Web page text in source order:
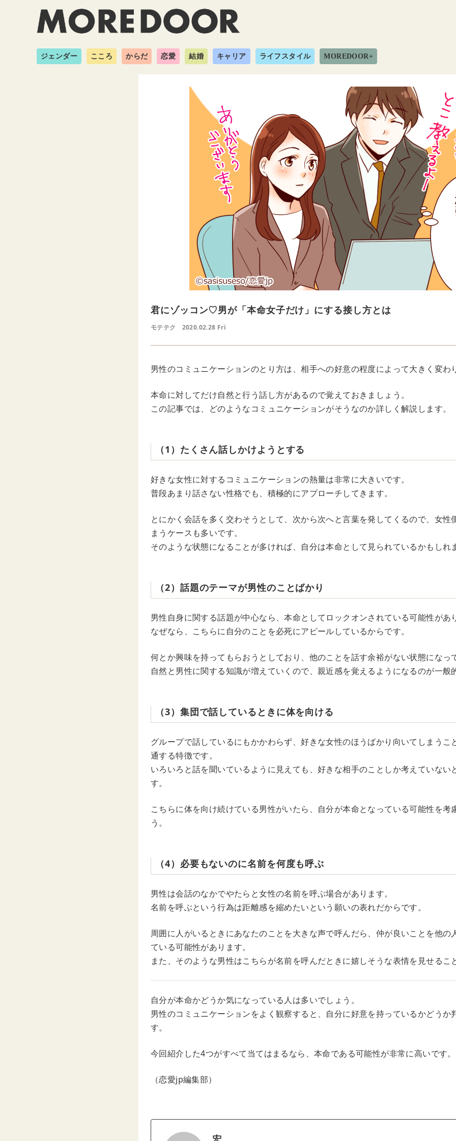
ジェンダー こころ からだ 恋愛 結婚 キャリア ライフスタイル MOREDOOR+
君にゾッコン♡男が「本命女子だけ」にする接し方とは
モテテク 2020.02.28 Fri
男性のコミュニケーションのとり方は、相手への好意の程度によって大きく変わ
本命に対してだけ自然と行う話し方があるので覚えておきましょう。
この記事では、どのようなコミュニケーションがそうなのか詳しく解説します。
（1）たくさん話しかけようとする
好きな女性に対するコミュニケーションの熱量は非常に大きいです。
普段あまり話さない性格でも、積極的にアプローチしてきます。
とにかく会話を多く交わそうとして、次から次へと言葉を発してくるので、女性
まうケースも多いです。
そのような状態になることが多ければ、自分は本命として見られているかもしれ
（2）話題のテーマが男性のことばかり
男性自身に関する話題が中心なら、本命としてロックオンされている可能性があ
なぜなら、こちらに自分のことを必死にアピールしているからです。
何とか興味を持ってもらおうとしており、他のことを話す余裕がない状態になっ
自然と男性に関する知識が増えていくので、親近感を覚えるようになるのが一般
（3）集団で話しているときに体を向ける
グループで話しているにもかかわらず、好きな女性のほうばかり向いてしまうこ
通する特徴です。
いろいろと話を聞いているように見えても、好きな相手のことしか考えていない
す。
こちらに体を向け続けている男性がいたら、自分が本命となっている可能性を考
う。
（4）必要もないのに名前を何度も呼ぶ
男性は会話のなかでやたらと女性の名前を呼ぶ場合があります。
名前を呼ぶという行為は距離感を縮めたいという願いの表れだからです。
周囲に人がいるときにあなたのことを大きな声で呼んだら、仲が良いことを他の
ている可能性があります。
また、そのような男性はこちらが名前を呼んだときに嬉しそうな表情を見せるこ
自分が本命かどうか気になっている人は多いでしょう。
男性のコミュニケーションをよく観察すると、自分に好意を持っているかどうか
す。
今回紹介した4つがすべて当てはまるなら、本命である可能性が非常に高いです。
（恋愛jp編集部）